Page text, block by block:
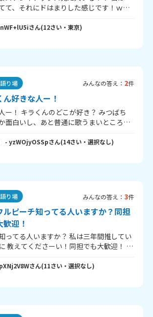
て、それにドはまりした感じです！ｗｗ
プ教えて～ ↑②は無視してもいいよ！健
ねぇ～ ①21話「双黒」
さん(12さい・ 東京)
り場 みんなの答え： 2件
ん好きな人ー！
ー！ キラくんのどこが好き？ みつばち
面白いし、あと普通に歌うまいところが
でたまたま流れてきてそれで見てたらハ
について語ろー！
- yzWOjyOSSpさん(14さい・ 選択なし)
り場 みんなの答え： 3件
ルピーチ知ってる人いますか？同担
迎！
ってる人いますか？ 私は三年間推してい
教えてくださーい！同担でも大歓迎！ ①
？ 私は、 ①えとさん！ ②三年前！ ③ざ
ー気質いい！ ④えとさんかな！ タメ語
さん(11さい・ 選択なし)